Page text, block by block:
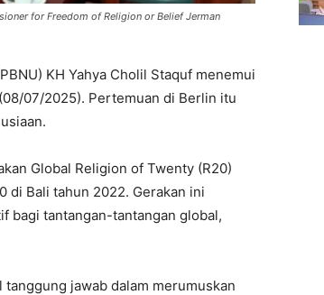
for Freedom of Religion or Belief Jerman
KH Yahya Cholil Staquf menemui
07/2025). Pertemuan di Berlin itu
Global Religion of Twenty (R20)
di Bali tahun 2022. Gerakan ini
bagi tantangan-tantangan global,
jawab dalam merumuskan